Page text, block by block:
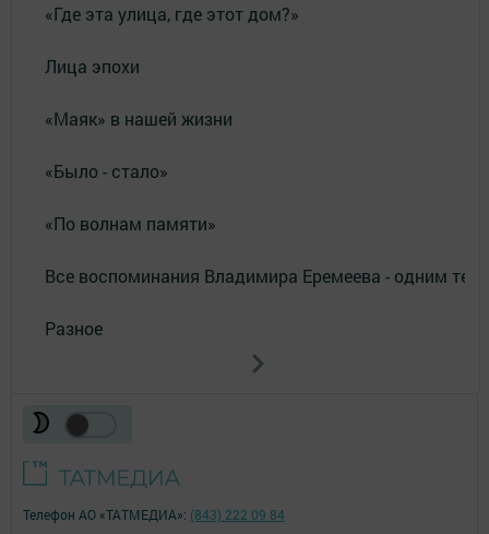
«Где эта улица, где этот дом?»
Лица эпохи
«Маяк» в нашей жизни
«Было - стало»
«По волнам памяти»
Все воспоминания Владимира Еремеева - одним
Разное
Телефон АО «ТАТМЕДИА»: (843) 222 09 84